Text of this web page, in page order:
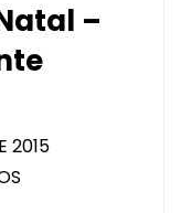
–
2015